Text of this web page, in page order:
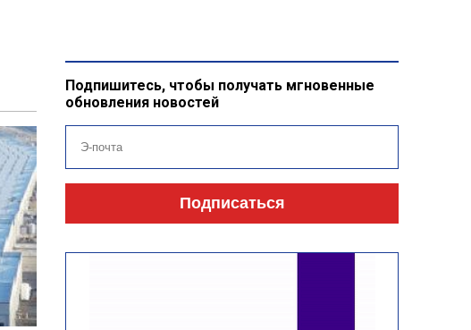
Подпишитесь, чтобы получать мгновенные
обновления новостей
Подписаться